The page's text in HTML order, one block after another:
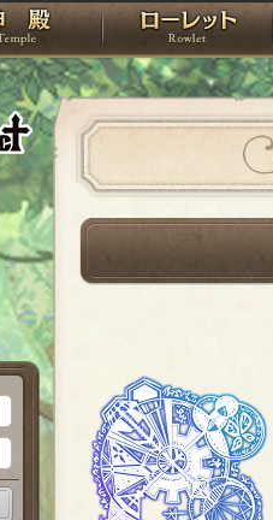
PandoraPartyProject
神殿